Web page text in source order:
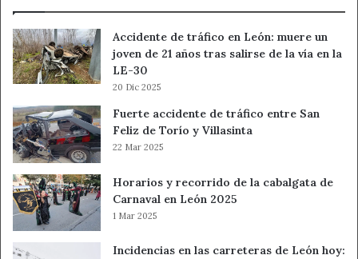
Accidente de tráfico en León: muere un
joven de 21 años tras salirse de la vía en la
LE-30
20 Dic 2025
Fuerte accidente de tráfico entre San
Feliz de Torío y Villasinta
22 Mar 2025
Horarios y recorrido de la cabalgata de
Carnaval en León 2025
1 Mar 2025
Incidencias en las carreteras de León hoy: